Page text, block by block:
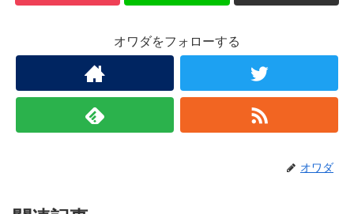
オワダをフォローする
オワダ